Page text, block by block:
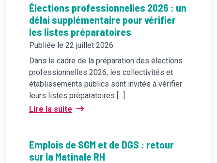
Élections professionnelles 2026 : un
délai supplémentaire pour vérifier
les listes préparatoires
Publiée le 22 juillet 2026
Dans le cadre de la préparation des élections
professionnelles 2026, les collectivités et
établissements publics sont invités à vérifier
leurs listes préparatoires [...]
Lire la suite
Emplois de SGM et de DGS : retour
sur la Matinale RH